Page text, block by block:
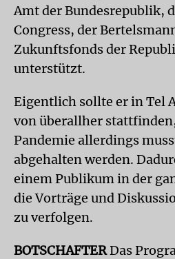
Amt der Bundesrepublik,
Congress, der
Zukunftsfonds der
unterstützt.
Eigentlich sollte er in Tel
von überallher
Pandemie allerdings
abgehalten werden.
einem Publikum in der
die Vorträge und
zu verfolgen.
BOTSCHAFTERDas